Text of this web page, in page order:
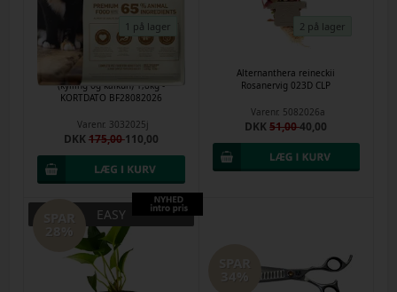
1 på lager
ACANA CAT Homestead Harvest
(kylling og kalkun) 1,8kg -
KORTDATO BF28082026
Varenr. 3032025j
DKK175,00110,00
2 på lager
Alternanthera reineckii
Rosanervig 023D CLP
Varenr. 5082026a
DKK51,0040,00
EASY